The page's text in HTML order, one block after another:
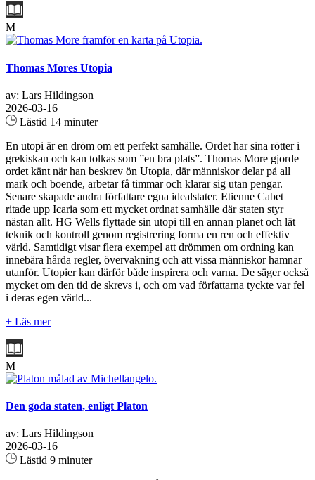
M
Thomas Mores Utopia
av: Lars Hildingson
2026-03-16
Lästid 14 minuter
En utopi är en dröm om ett perfekt samhälle. Ordet har sina rötter i
grekiskan och kan tolkas som ”en bra plats”. Thomas More gjorde
ordet känt när han beskrev ön Utopia, där människor delar på all
mark och boende, arbetar få timmar och klarar sig utan pengar.
Senare skapade andra författare egna idealstater. Etienne Cabet
ritade upp Icaria som ett mycket ordnat samhälle där staten styr
nästan allt. HG Wells flyttade sin utopi till en annan planet och lät
teknik och kontroll genom registrering forma en ren och effektiv
värld. Samtidigt visar flera exempel att drömmen om ordning kan
innebära hårda regler, övervakning och att vissa människor hamnar
utanför. Utopier kan därför både inspirera och varna. De säger också
mycket om den tid de skrevs i, och om vad författarna tyckte var fel
i deras egen värld...
+ Läs mer
M
Den goda staten, enligt Platon
av: Lars Hildingson
2026-03-16
Lästid 9 minuter